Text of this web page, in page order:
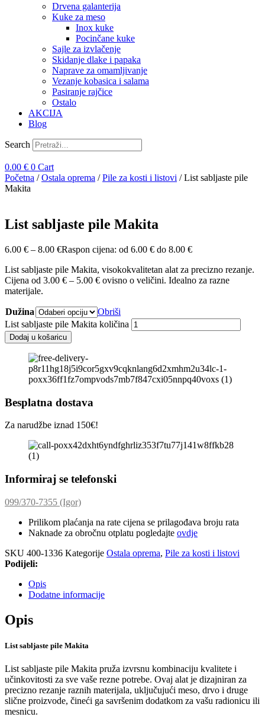
Drvena galanterija
Kuke za meso
Inox kuke
Pocinčane kuke
Sajle za izvlačenje
Skidanje dlake i papaka
Naprave za omamljivanje
Vezanje kobasica i salama
Pasiranje rajčice
Ostalo
AKCIJA
Blog
Search
0.00 € 0 Cart
Početna /Ostala oprema /Pile za kosti i listovi / List sabljaste pile
Makita
List sabljaste pile Makita
6.00 € – 8.00 €Raspon cijena: od 6.00 € do 8.00 €
List sabljaste pile Makita, visokokvalitetan alat za precizno rezanje.
Cijena od 3.00 € – 5.00 € ovisno o veličini. Idealno za razne
materijale.
Dužina
Obriši
List sabljaste pile Makita količina
Dodaj u košaricu
Besplatna dostava
Za narudžbe iznad 150€!
Informiraj se telefonski
099/370-7355 (Igor)
Prilikom plaćanja na rate cijena se prilagođava broju rata
Naknade za obročnu otplatu pogledajte ovdje
SKU 400-1336 Kategorije Ostala oprema, Pile za kosti i listovi
Podijeli:
Opis
Dodatne informacije
Opis
List sabljaste pile Makita
List sabljaste pile Makita pruža izvrsnu kombinaciju kvalitete i
učinkovitosti za sve vaše rezne potrebe. Ovaj alat je dizajniran za
precizno rezanje raznih materijala, uključujući meso, drvo i druge
slične proizvode, čineći ga savršenim dodatkom za vašu radionicu ili
mesnicu.